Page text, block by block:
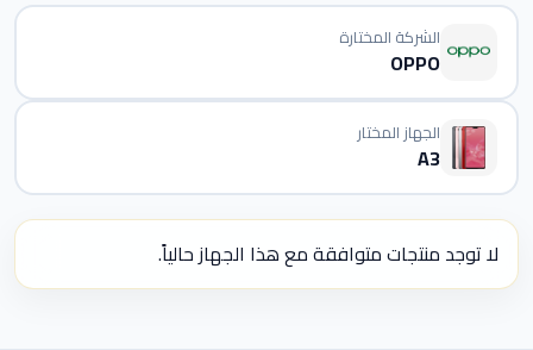
الشركة المختارة
OPPO
الجهاز المختار
A3
لا توجد منتجات متوافقة مع هذا الجهاز حالياً.